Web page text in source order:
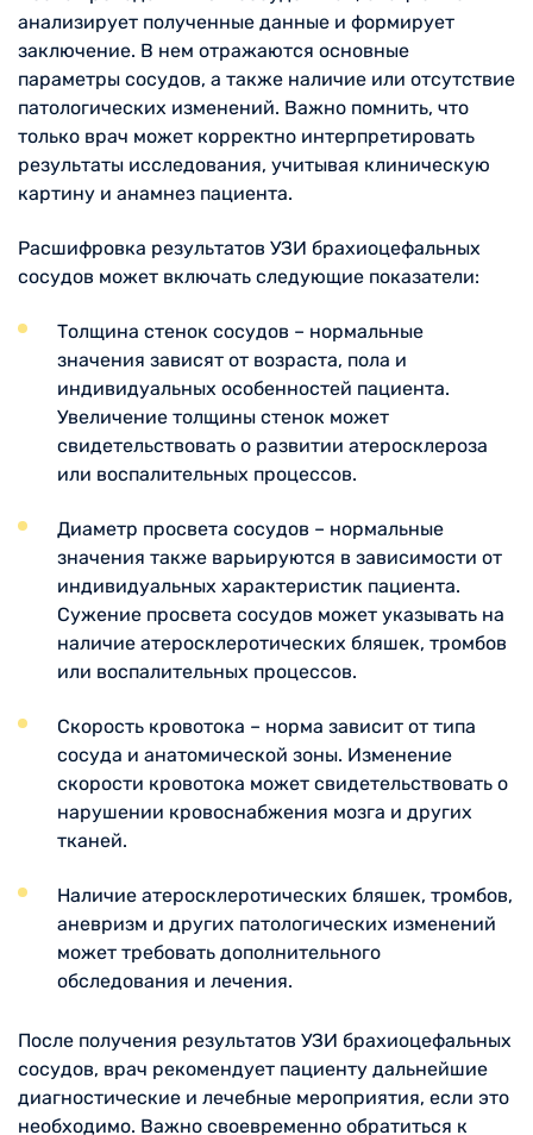
анализирует полученные данные и формирует
заключение. В нем отражаются основные
параметры сосудов, а также наличие или отсутствие
патологических изменений. Важно помнить, что
только врач может корректно интерпретировать
результаты исследования, учитывая клиническую
картину и анамнез пациента.
Расшифровка результатов УЗИ брахиоцефальных
сосудов может включать следующие показатели:
Толщина стенок сосудов – нормальные
значения зависят от возраста, пола и
индивидуальных особенностей пациента.
Увеличение толщины стенок может
свидетельствовать о развитии атеросклероза
или воспалительных процессов.
Диаметр просвета сосудов – нормальные
значения также варьируются в зависимости от
индивидуальных характеристик пациента.
Сужение просвета сосудов может указывать на
наличие атеросклеротических бляшек, тромбов
или воспалительных процессов.
Скорость кровотока – норма зависит от типа
сосуда и анатомической зоны. Изменение
скорости кровотока может свидетельствовать о
нарушении кровоснабжения мозга и других
тканей.
Наличие атеросклеротических бляшек, тромбов,
аневризм и других патологических изменений
может требовать дополнительного
обследования и лечения.
После получения результатов УЗИ брахиоцефальных
сосудов, врач рекомендует пациенту дальнейшие
диагностические и лечебные мероприятия, если это
необходимо. Важно своевременно обратиться к